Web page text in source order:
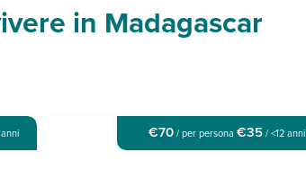
in Madagascar
€70/ per persona €35/ <12 anni